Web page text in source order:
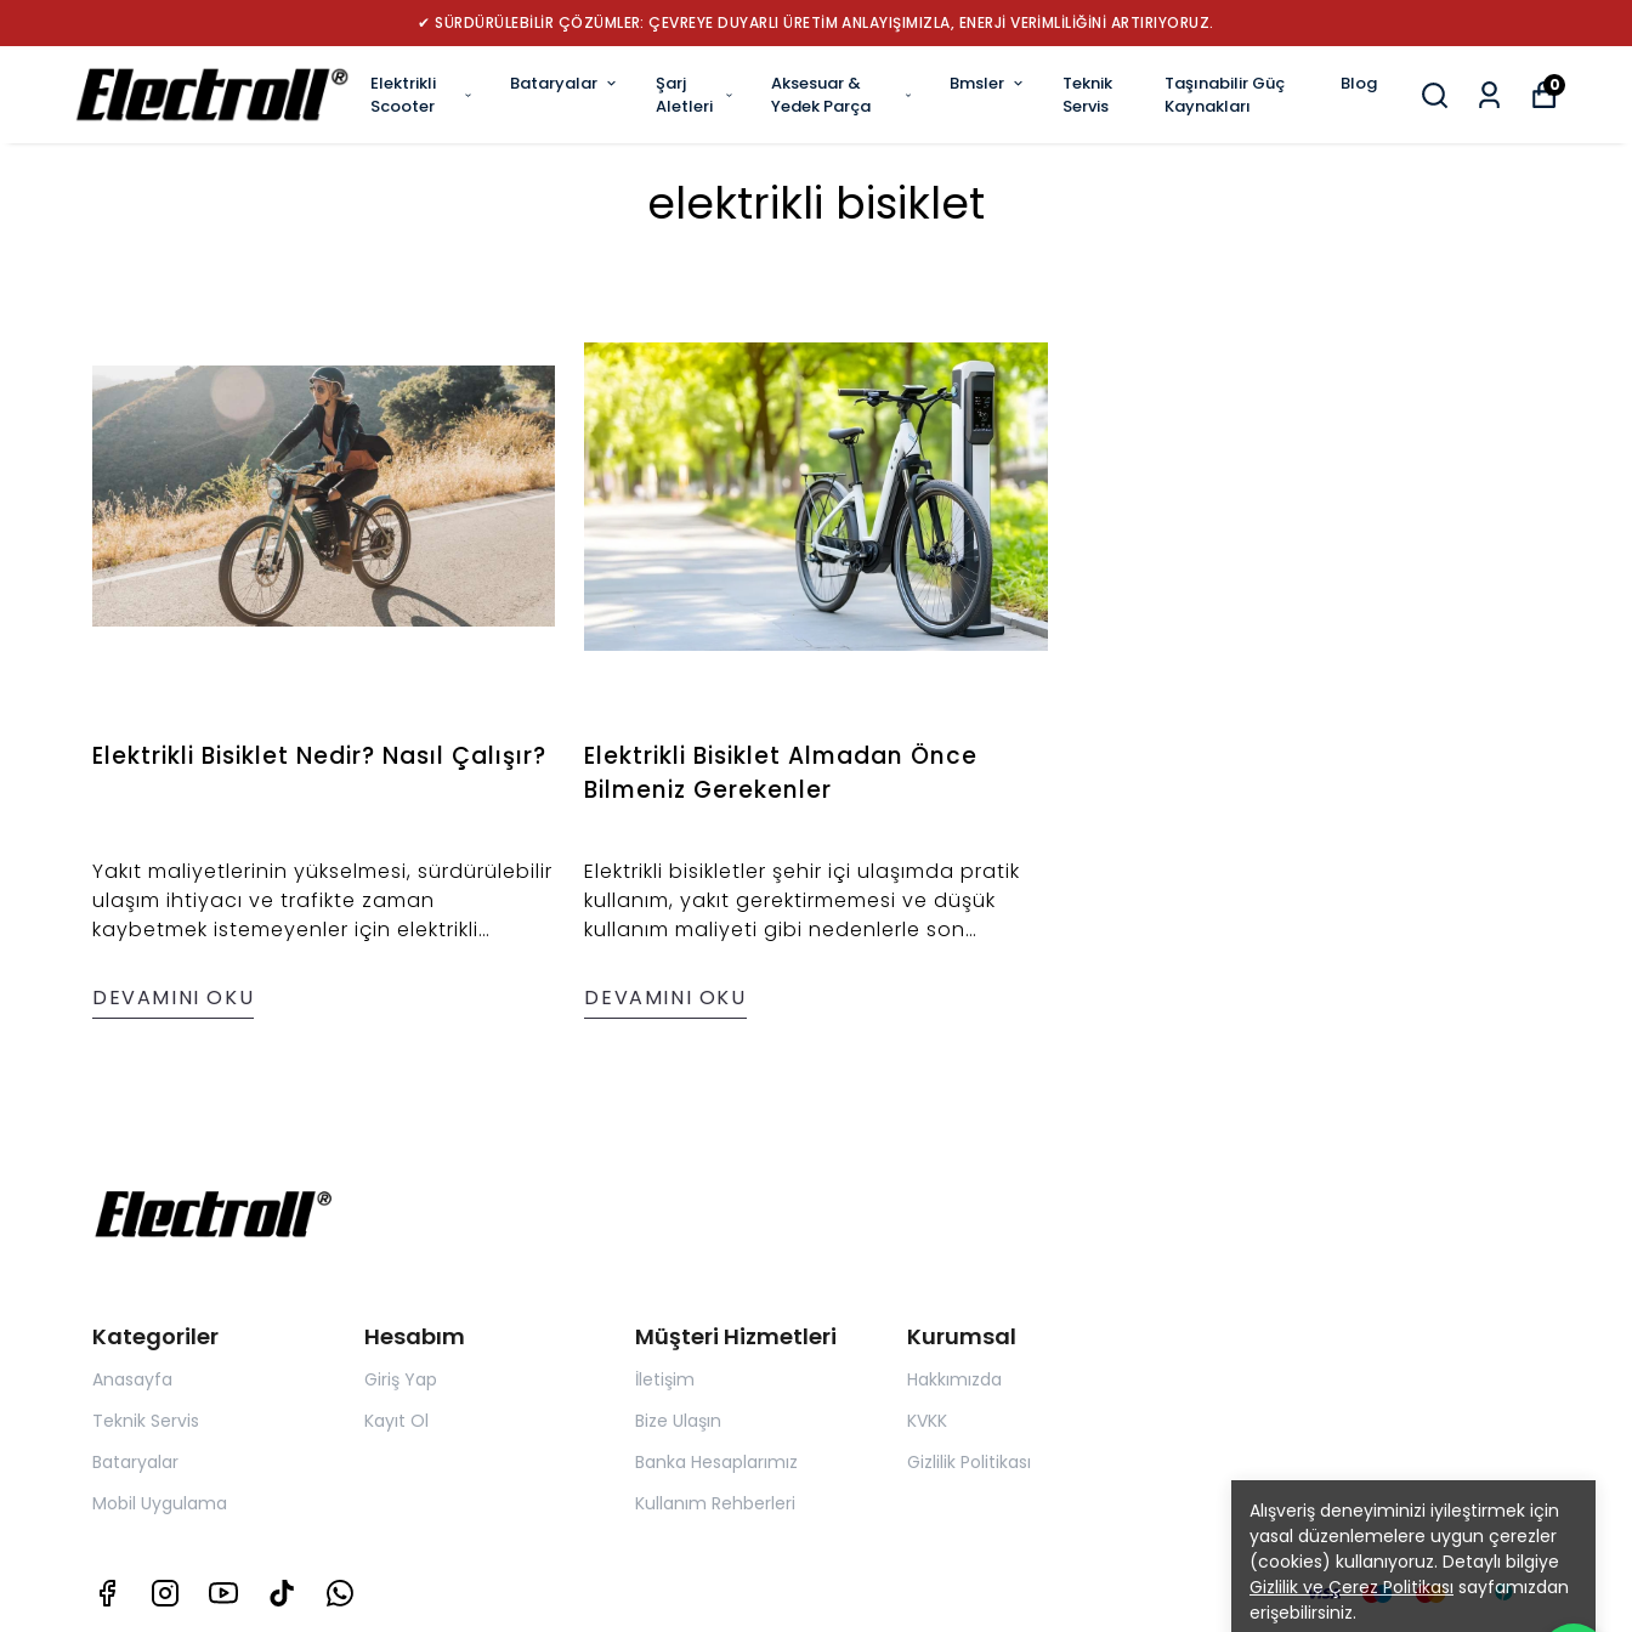
✔ TÜRKİYE’NİN LİDER ROBOT SÜPÜRGE BATARYA MARKASI: GÜÇ, DAYANIKLILIK VE YENİLİK
Elektrikli
Scooter
Bataryalar
Şarj
Aletleri
Aksesuar &
Yedek Parça
Bmsler
Teknik
Servis
Taşınabilir Güç
Kaynakları
Blog 0
Alışveriş deneyiminizi iyileştirmek için
yasal düzenlemelere uygun çerezler
(cookies) kullanıyoruz. Detaylı bilgiye
Gizlilik ve Çerez Politikası sayfamızdan
erişebilirsiniz.
elektrikli bisiklet
Elektrikli Bisiklet Nedir? Nasıl Çalışır?
Yakıt maliyetlerinin yükselmesi, sürdürülebilir
ulaşım ihtiyacı ve trafikte zaman
kaybetmek istemeyenler için elektrikli
DEVAMINI OKU
Elektrikli Bisiklet Almadan Önce
Bilmeniz Gerekenler
Elektrikli bisikletler şehir içi ulaşımda pratik
kullanım, yakıt gerektirmemesi ve düşük
kullanım maliyeti gibi nedenlerle son
DEVAMINI OKU
Kategoriler
Anasayfa
Teknik Servis
Bataryalar
Mobil Uygulama
Hesabım
Giriş Yap
Kayıt Ol
Müşteri Hizmetleri
İletişim
Bize Ulaşın
Banka Hesaplarımız
Kullanım Rehberleri
Kurumsal
Hakkımızda
KVKK
Gizlilik Politikası